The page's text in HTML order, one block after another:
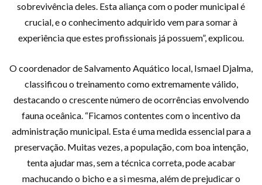
sobrevivência deles. Esta aliança com o poder municipal é
crucial, e o conhecimento adquirido vem para somar à
experiência que estes profissionais já possuem”, explicou.
O coordenador de Salvamento Aquático local, Ismael Djalma,
classificou o treinamento como extremamente válido,
destacando o crescente número de ocorrências envolvendo
fauna oceânica. “Ficamos contentes com o incentivo da
administração municipal. Esta é uma medida essencial para a
preservação. Muitas vezes, a população, com boa intenção,
tenta ajudar mas, sem a técnica correta, pode acabar
machucando o bicho e a si mesma, além de prejudicar o